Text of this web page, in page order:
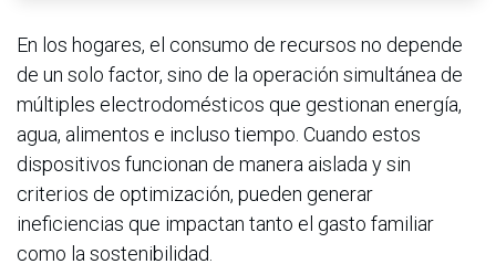
En los hogares, el consumo de recursos no depende
de un solo factor, sino de la operación simultánea de
múltiples electrodomésticos que gestionan energía,
agua, alimentos e incluso tiempo. Cuando estos
dispositivos funcionan de manera aislada y sin
criterios de optimización, pueden generar
ineficiencias que impactan tanto el gasto familiar
como la sostenibilidad.